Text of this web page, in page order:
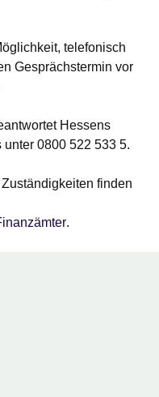
telefonisch
Gesprächstermin vor
Hessens
unter 0800 522 533 5.
finden
.